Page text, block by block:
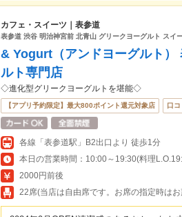
カフェ・スイーツ｜表参道
表参道 渋谷 明治神宮前 北青山 グリークヨーグルト スイ
& Yogurt（アンドヨーグルト）
ルト専門店
◇進化型グリークヨーグルトを堪能◇
【アプリ予約限定】最大800ポイント還元対象店 口
各線「表参道駅」B2出口より 徒歩1分
本日の営業時間：10:00～19:30(料理
2000円前後
22席(当店は自由席です。お席の指定時は